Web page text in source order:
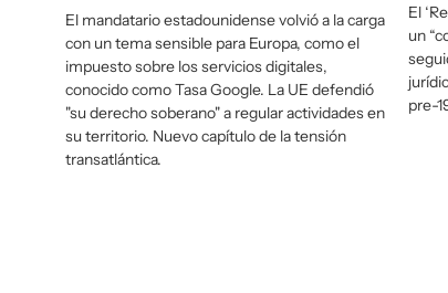
El mandatario estadounidense volvió a la carga
con un tema sensible para Europa, como el
impuesto sobre los servicios digitales,
conocido como Tasa Google. La UE defendió
"su derecho soberano" a regular actividades en
su territorio. Nuevo capítulo de la tensión
transatlántica.
El
un
pre-